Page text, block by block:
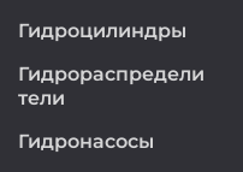
Гидроцилиндры
Гидрораспредели
тели
Гидронасосы